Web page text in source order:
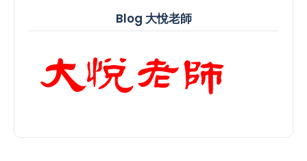
Blog 大悅老師